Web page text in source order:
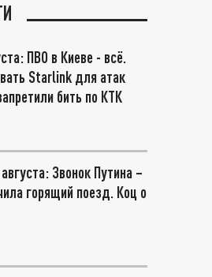
ПВО в Киеве - всё.
Starlink для атак
бить по КТК
Звонок Путина –
горящий поезд. Коц о